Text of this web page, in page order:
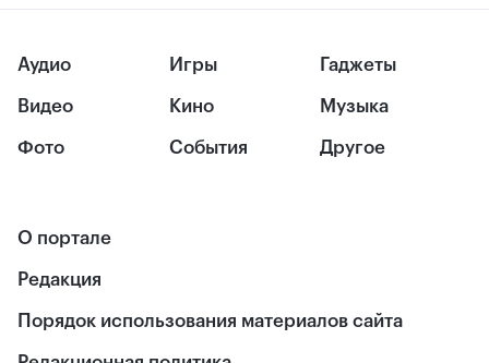
Аудио
Видео
Фото
Игры
Кино
События
Гаджеты
Музыка
Другое
О портале
Редакция
Порядок использования материалов сайта